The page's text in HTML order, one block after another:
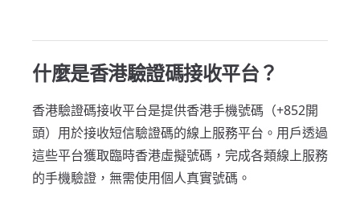
什麼是香港驗證碼接收平台？
香港驗證碼接收平台是提供香港手機號碼（+852開
頭）用於接收短信驗證碼的線上服務平台。用戶透過
這些平台獲取臨時香港虛擬號碼，完成各類線上服務
的手機驗證，無需使用個人真實號碼。